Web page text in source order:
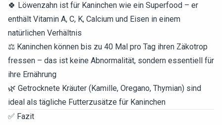
🍀 Löwenzahn ist für Kaninchen wie ein Superfood – er
enthält Vitamin A, C, K, Calcium und Eisen in einem
natürlichen Verhältnis
⚖️ Kaninchen können bis zu 40 Mal pro Tag ihren Zäkotrop
fressen – das ist keine Abnormalität, sondern essentiell für
ihre Ernährung
🌿 Getrocknete Kräuter (Kamille, Oregano, Thymian) sind
ideal als tägliche Futterzusätze für Kaninchen
✅ Fazit